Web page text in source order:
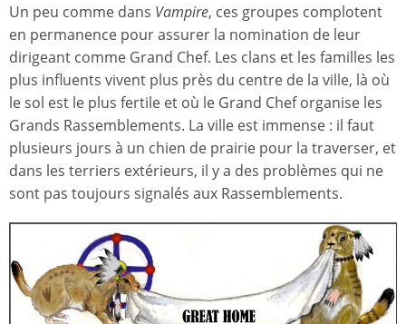
Un peu comme dans Vampire, ces groupes complotent
en permanence pour assurer la nomination de leur
dirigeant comme Grand Chef. Les clans et les familles les
plus influents vivent plus près du centre de la ville, là où
le sol est le plus fertile et où le Grand Chef organise les
Grands Rassemblements. La ville est immense : il faut
plusieurs jours à un chien de prairie pour la traverser, et
dans les terriers extérieurs, il y a des problèmes qui ne
sont pas toujours signalés aux Rassemblements.